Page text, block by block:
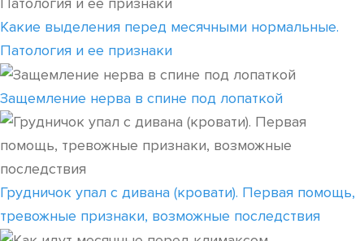
Какие выделения перед месячными нормальные.
Патология и ее признаки
Защемление нерва в спине под лопаткой
Грудничок упал с дивана (кровати). Первая помощь,
тревожные признаки, возможные последствия